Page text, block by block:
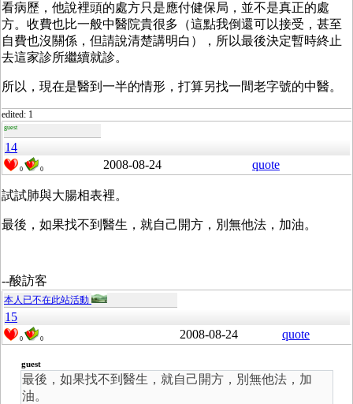
看病歷，他說裡頭的處方只是應付健保局，並不是真正的處
方。收費也比一般中醫院貴很多（這點我倒還可以接受，甚至
自費也沒關係，但請說清楚講明白），所以最後決定暫時終止
去這家診所繼續就診。
所以，現在是醫到一半的情形，打算另找一間老字號的中醫。
edited: 1
guest
14
0 0 2008-08-24 quote
試試肺與大腸相表裡。
最後，如果找不到醫生，就自己開方，別無他法，加油。
--酸訪客
本人已不在此站活動
15
0 0 2008-08-24 quote
guest
最後，如果找不到醫生，就自己開方，別無他法，加
油。